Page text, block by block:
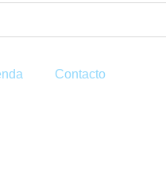
Contacto